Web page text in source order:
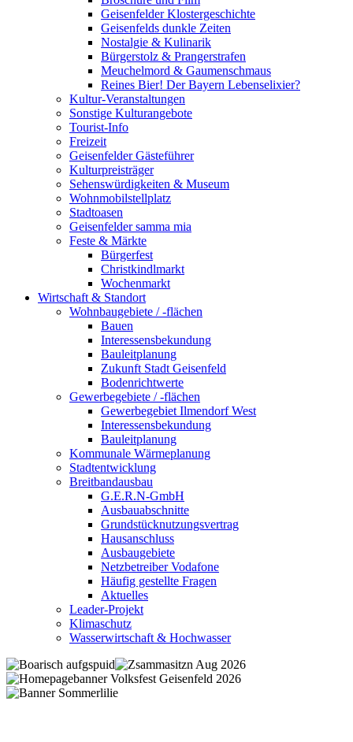
Geisenfelder Klostergeschichte
Geisenfelds dunkle Zeiten
Nostalgie & Kulinarik
Bürgerstolz & Prangerstrafen
Meuchelmord & Gaumenschmaus
Reines Bier! Der Bayern Lebenselixier?
Kultur-Veranstaltungen
Sonstige Kulturangebote
Tourist-Info
Freizeit
Geisenfelder Gästeführer
Kulturpreisträger
Sehenswürdigkeiten & Museum
Wohnmobilstellplatz
Stadtoasen
Geisenfelder samma mia
Feste & Märkte
Bürgerfest
Christkindlmarkt
Wochenmarkt
Wirtschaft & Standort
Wohnbaugebiete / -flächen
Bauen
Interessensbekundung
Bauleitplanung
Zukunft Stadt Geisenfeld
Bodenrichtwerte
Gewerbegebiete / -flächen
Gewerbegebiet Ilmendorf West
Interessensbekundung
Bauleitplanung
Kommunale Wärmeplanung
Stadtentwicklung
Breitbandausbau
G.E.R.N-GmbH
Ausbauabschnitte
Grundstücknutzungsvertrag
Hausanschluss
Ausbaugebiete
Netzbetreiber Vodafone
Häufig gestellte Fragen
Aktuelles
Leader-Projekt
Klimaschutz
Wasserwirtschaft & Hochwasser